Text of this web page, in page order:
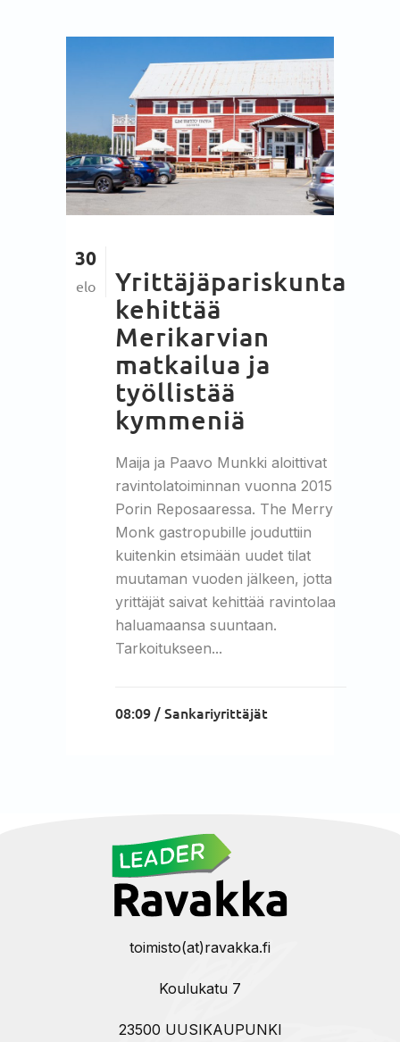
30
elo
Yrittäjäpariskunta
kehittää
Merikarvian
matkailua ja
työllistää
kymmeniä
Maija ja Paavo Munkki aloittivat
ravintolatoiminnan vuonna 2015
Porin Reposaaressa. The Merry
Monk gastropubille jouduttiin
kuitenkin etsimään uudet tilat
muutaman vuoden jälkeen, jotta
yrittäjät saivat kehittää ravintolaa
haluamaansa suuntaan.
Tarkoitukseen...
08:09 /Sankariyrittäjät
toimisto(at)ravakka.fi
Koulukatu 7
23500 UUSIKAUPUNKI